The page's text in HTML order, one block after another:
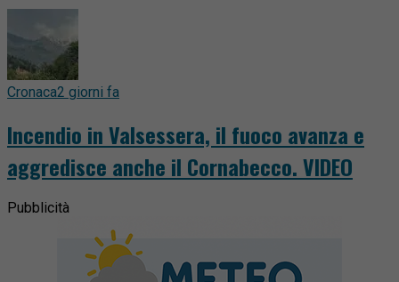
Cronaca2 giorni fa
Incendio in Valsessera, il fuoco avanza e
aggredisce anche il Cornabecco. VIDEO
Pubblicità